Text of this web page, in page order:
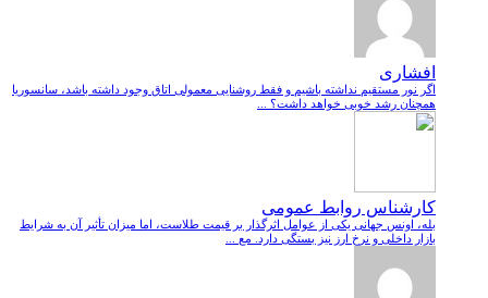
افشاری
اگر نور مستقیم نداشته باشیم و فقط روشنایی معمولی اتاق وجود داشته باشد، سانسوریا
همچنان رشد خوبی خواهد داشت؟ ...
کارشناس روابط عمومی
بله، اونس جهانی یکی از عوامل اثرگذار بر قیمت طلاست، اما میزان تأثیر آن به شرایط
بازار داخلی و نرخ ارز نیز بستگی دارد. مع ...